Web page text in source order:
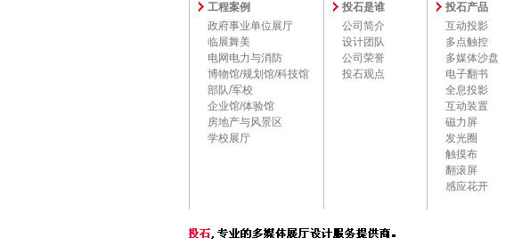
工程案例
政府事业单位展厅
临展舞美
电网电力与消防
博物馆/规划馆/科技馆
部队/军校
企业馆/体验馆
房地产与风景区
学校展厅
投石是谁
公司简介
设计团队
公司荣誉
投石观点
投石产品
互动投影
多点触控
多媒体沙盘
电子翻书
全息投影
互动装置
磁力屏
发光圈
触摸布
翻滚屏
感应花开